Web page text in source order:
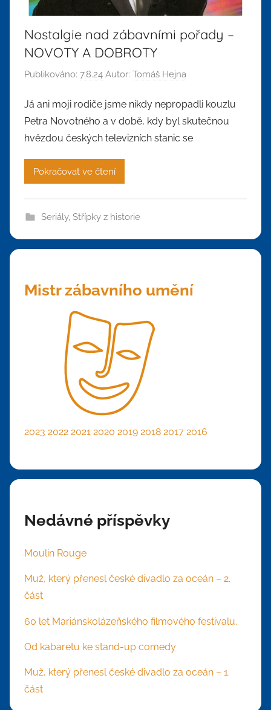
Nostalgie nad zábavními pořady –
NOVOTY A DOBROTY
Publikováno: 7.8.24 Autor: Tomáš Hejna
Já ani moji rodiče jsme nikdy nepropadli kouzlu
Petra Novotného a v době, kdy byl skutečnou
hvězdou českých televizních stanic se
Pokračovat ve čtení
Seriály, Střípky z historie
Mistr zábavního umění
2023 2022 2021 2020 2019 2018 2017 2016
Nedávné příspěvky
Moulin Rouge
Muž, který přenesl české divadlo za oceán – 2.
část
60 let Mariánskolázeňského filmového festivalu.
Od kabaretu ke stand-up comedy
Muž, který přenesl české divadlo za oceán – 1.
část